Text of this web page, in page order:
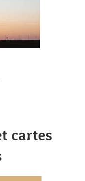
cartes